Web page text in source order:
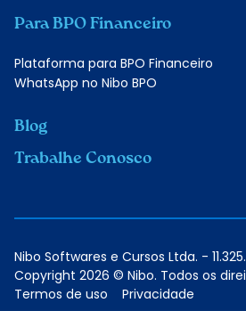
Para BPO Financeiro
Plataforma para BPO Financeiro
WhatsApp no Nibo BPO
Blog
Trabalhe Conosco
Termos de uso Privacidade
Copyright 2026 © Nibo. Todos os
Nibo Softwares e Cursos Ltda. -